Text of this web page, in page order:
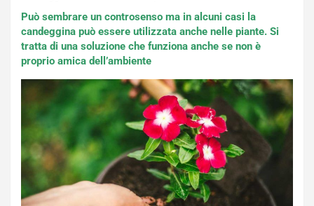
Può sembrare un controsenso ma in alcuni casi la
candeggina può essere utilizzata anche nelle piante. Si
tratta di una soluzione che funziona anche se non è
proprio amica dell’ambiente